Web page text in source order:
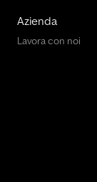
Azienda
Lavora con noi